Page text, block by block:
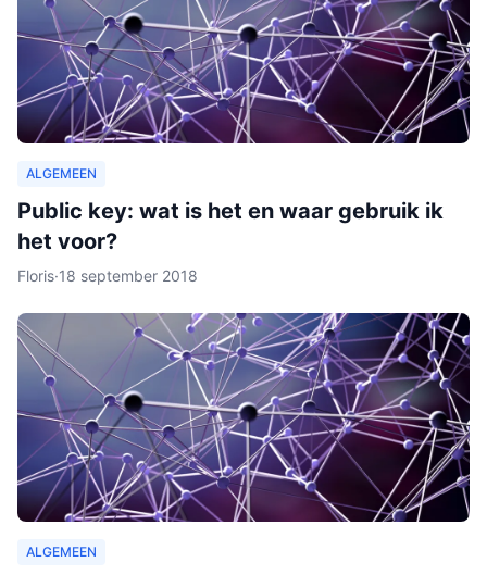
ALGEMEEN
Public key: wat is het en waar gebruik ik
het voor?
Floris·18 september 2018
ALGEMEEN